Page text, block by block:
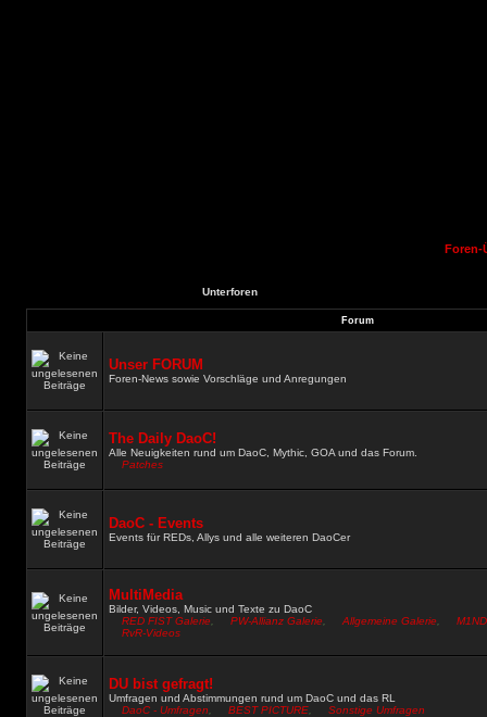
Foren-
Unterforen
Forum
Unser FORUM
Foren-News sowie Vorschläge und Anregungen
The Daily DaoC!
Alle Neuigkeiten rund um DaoC, Mythic, GOA und das Forum.
Patches
DaoC - Events
Events für REDs, Allys und alle weiteren DaoCer
MultiMedia
Bilder, Videos, Music und Texte zu DaoC
RED FIST Galerie
PW-Allianz Galerie Allgemeine Galerie
RvR-Videos
DU bist gefragt!
Umfragen und Abstimmungen rund um DaoC und das RL
DaoC - Umfragen
BEST PICTURE Sonstige Umfragen